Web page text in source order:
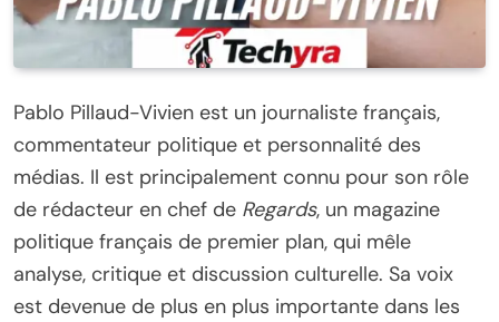
Pablo Pillaud-Vivien est un journaliste français,
commentateur politique et personnalité des
médias. Il est principalement connu pour son rôle
de rédacteur en chef de Regards, un magazine
politique français de premier plan, qui mêle
analyse, critique et discussion culturelle. Sa voix
est devenue de plus en plus importante dans les